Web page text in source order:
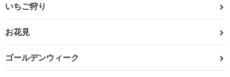
いちご狩り
お花見
ゴールデンウィーク